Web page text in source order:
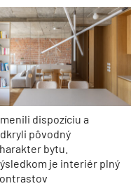
dispozíciu a
pôvodný
bytu.
je interiér plný